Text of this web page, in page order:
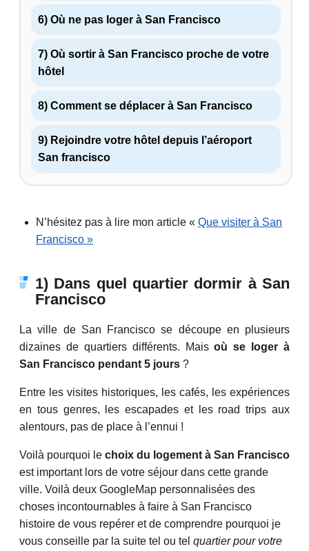
6) Où ne pas loger à San Francisco
7) Où sortir à San Francisco proche de votre
hôtel
8) Comment se déplacer à San Francisco
9) Rejoindre votre hôtel depuis l’aéroport
San francisco
N’hésitez pas à lire mon article « Que visiter à San
Francisco »
1) Dans quel quartier dormir à San
Francisco
La ville de San Francisco se découpe en plusieurs
dizaines de quartiers différents. Maisoù se loger à
San Francisco pendant 5 jours ?
Entre les visites historiques, les cafés, les expériences
en tous genres, les escapades et les road trips aux
alentours, pas de place à l’ennui !
Voilà pourquoi le choix du logement à San Francisco
est important lors de votre séjour dans cette grande
ville. Voilà deux GoogleMap personnalisées des
choses incontournables à faire à San Francisco
histoire de vous repérer et de comprendre pourquoi je
vous conseille par la suite tel ou tel quartier pour votre